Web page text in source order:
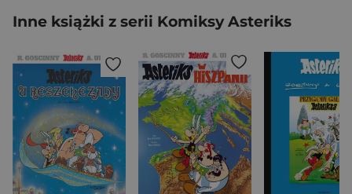
Inne książki z serii Komiksy Asteriks